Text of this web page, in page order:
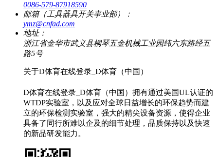
0086-579-87918590
邮箱（工具器具开关事业部）：
ymz@cnfad.com
地址：
浙江省金华市武义县桐琴五金机械工业园纬六东路经五
路5号
关于D体育在线登录_D体育（中国）
D体育在线登录_D体育（中国）拥有通过美国UL认证的
WTDP实验室，以及应对全球日益增长的环保趋势而建
立的环保检测实验室，强大的精尖设备资源，使得企业
具备了同行所难以企及的细节处理，品质保持以及快速
的新品研发能力。